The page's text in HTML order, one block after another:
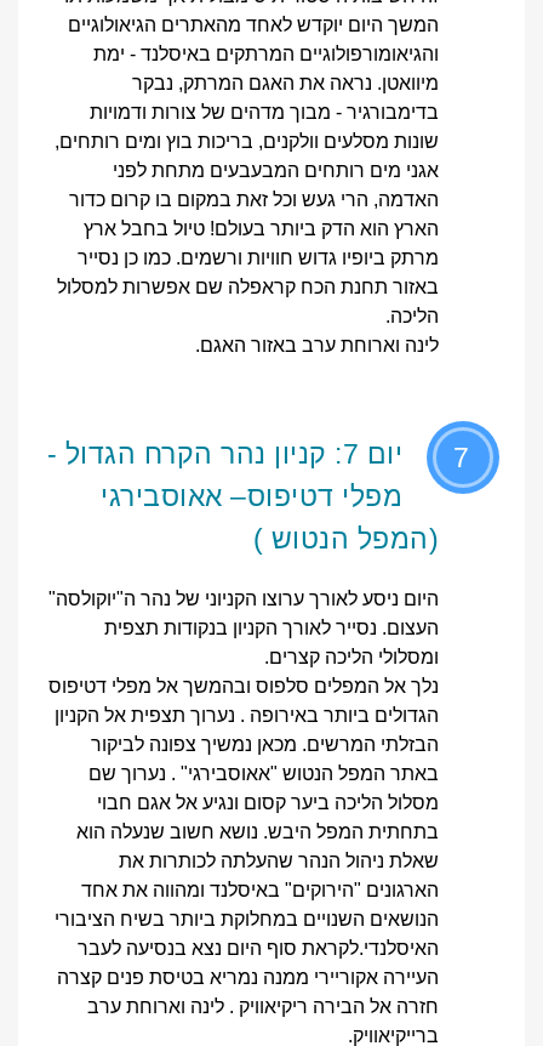
המשך היום יוקדש לאחד מהאתרים הגיאולוגיים
והגיאומורפולוגיים המרתקים באיסלנד - ימת
מיוואטן. נראה את האגם המרתק, נבקר
בדימבורגיר - מבוך מדהים של צורות ודמויות
שונות מסלעים וולקנים, בריכות בוץ ומים רותחים,
אגני מים רותחים המבעבעים מתחת לפני
האדמה, הרי געש וכל זאת במקום בו קרום כדור
הארץ הוא הדק ביותר בעולם! טיול בחבל ארץ
מרתק ביופיו גדוש חוויות ורשמים. כמו כן נסייר
באזור תחנת הכח קראפלה שם אפשרות למסלול
הליכה.
לינה וארוחת ערב באזור האגם.
7
יום 7: קניון נהר הקרח הגדול -
מפלי דטיפוס– אאוסבירגי
(המפל הנטוש )
היום ניסע לאורך ערוצו הקניוני של נהר ה"יוקולסה"
העצום. נסייר לאורך הקניון בנקודות תצפית
ומסלולי הליכה קצרים.
נלך אל המפלים סלפוס ובהמשך אל מפלי דטיפוס
הגדולים ביותר באירופה . נערוך תצפית אל הקניון
הבזלתי המרשים. מכאן נמשיך צפונה לביקור
באתר המפל הנטוש "אאוסבירגי" . נערוך שם
מסלול הליכה ביער קסום ונגיע אל אגם חבוי
בתחתית המפל היבש. נושא חשוב שנעלה הוא
שאלת ניהול הנהר שהעלתה לכותרות את
הארגונים "הירוקים" באיסלנד ומהווה את אחד
הנושאים השנויים במחלוקת ביותר בשיח הציבורי
האיסלנדי.לקראת סוף היום נצא בנסיעה לעבר
העיירה אקוריירי ממנה נמריא בטיסת פנים קצרה
חזרה אל הבירה ריקיאוויק . לינה וארוחת ערב
ברייקיאוויק.